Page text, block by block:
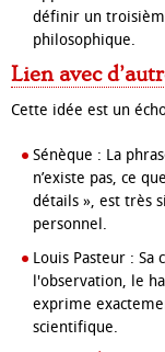
définir un
philosophique.
Lien avec
Cette idée est un
Sénèque : La
n’existe pas, ce
détails », est très
personnel.
Louis Pasteur : Sa
l'observation, le
exprime
scientifique.